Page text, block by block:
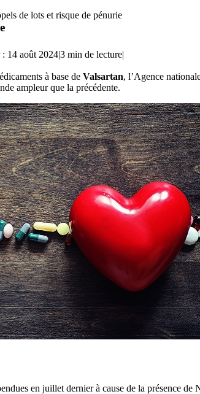
de lots et risque de pénurie
14 août 2024|3 min de lecture|
à base de Valsartan, l’Agence
ampleur que la précédente.
en juillet dernier à cause de la présence